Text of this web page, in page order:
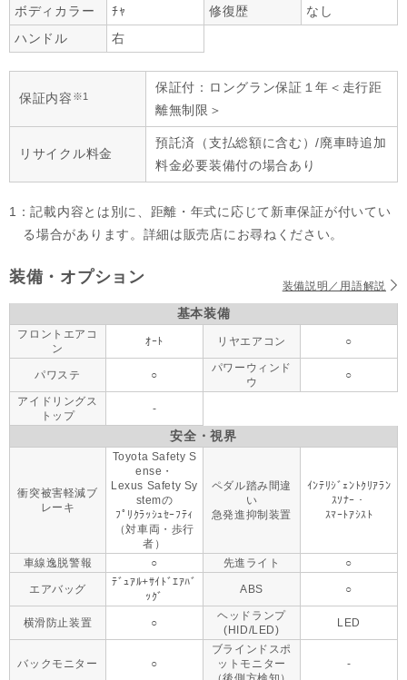
ボディカラー
ﾁｬ 修復歴
なし
ハンドル
右
保証内容 ※1
保証付：ロングラン保証１年＜走行距
離無制限＞
リサイクル料金
預託済（支払総額に含む）/廃車時追加
料金必要装備付の場合あり
1：記載内容とは別に、距離・年式に応じて新車保証が付いてい
る場合があります。詳細は販売店にお尋ねください。
装備・オプション 装備説明／用語解説
基本装備
フロントエアコ
ン
ｵｰﾄ リヤエアコン ○
パワステ ○
パワーウィンド
ウ
○
アイドリングス
トップ
-
安全・視界
衝突被害軽減ブ
レーキ
Toyota Safety S
ense・
Lexus Safety Sy
stemの
ﾌﾟﾘｸﾗｯｼｭｾｰﾌﾃｨ
（対車両・歩行
者）
ペダル踏み間違
い
急発進抑制装置
ｲﾝﾃﾘｼﾞｪﾝﾄｸﾘｱﾗﾝ
ｽｿﾅｰ・
ｽﾏｰﾄｱｼｽﾄ
車線逸脱警報 ○ 先進ライト ○
エアバッグ
ﾃﾞｭｱﾙ+ｻｲﾄﾞｴｱﾊﾞ
ｯｸﾞ
ABS ○
横滑防止装置 ○
ヘッドランプ
(HID/LED)
LED
バックモニター ○
ブラインドスポ
ットモニター
-